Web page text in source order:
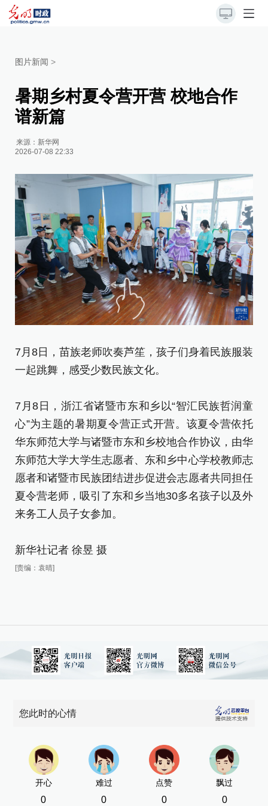
图片新闻 >
暑期乡村夏令营开营 校地合作
谱新篇
来源： 新华网
2026-07-08 22:33
7月8日，苗族老师吹奏芦笙，孩子们身着民族服装
一起跳舞，感受少数民族文化。
7月8日，浙江省诸暨市东和乡以“智汇民族哲润童
心”为主题的暑期夏令营正式开营。该夏令营依托
华东师范大学与诸暨市东和乡校地合作协议，由华
东师范大学大学生志愿者、东和乡中心学校教师志
愿者和诸暨市民族团结进步促进会志愿者共同担任
夏令营老师，吸引了东和乡当地30多名孩子以及外
来务工人员子女参加。
新华社记者 徐昱 摄
[责编：袁晴]
您此时的心情
开心
0
难过
0
点赞
0
飘过
0